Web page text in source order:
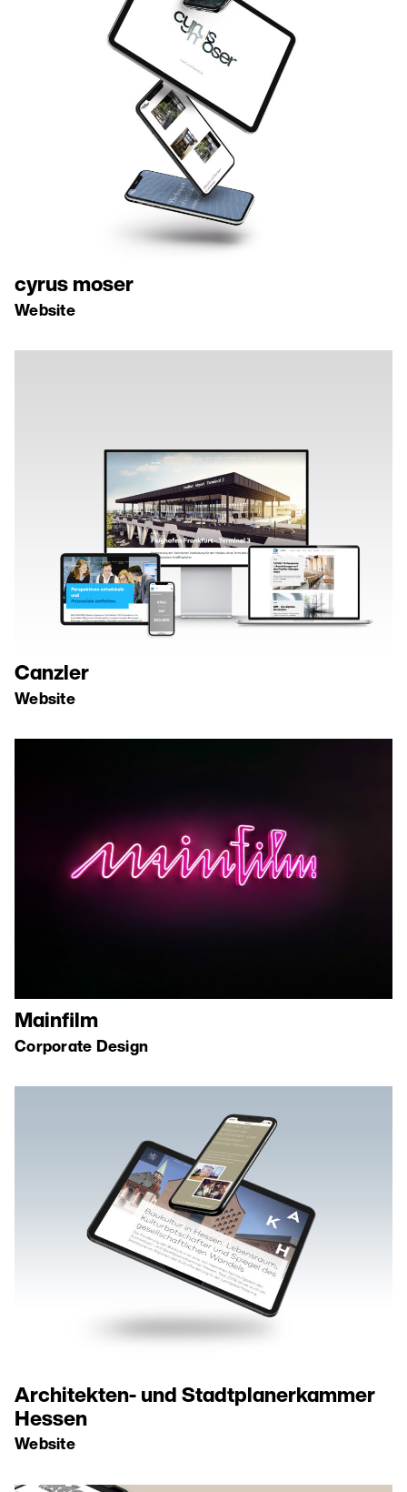
cyrus moser
Website
Canzler
Website
Mainfilm
Corporate Design
Architekten- und Stadtplanerkammer
Hessen
Website